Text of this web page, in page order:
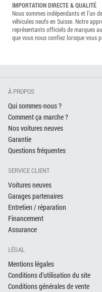
IMPORTATION DIRECTE & QUALITÉ
Nous sommes indépendants et l’un
véhicules neufs en Suisse. Notre
représentants officiels de marques
que vous nous confiez lorsque vous
À PROPOS
Qui sommes-nous ?
Comment ça marche ?
Nos voitures neuves
Garantie
Questions fréquentes
SERVICE CLIENT
Voitures neuves
Garages partenaires
Entretien / réparation
Financement
Assurance
LÉGAL
Mentions légales
Conditions d'utilisation du site
Conditions générales de vente